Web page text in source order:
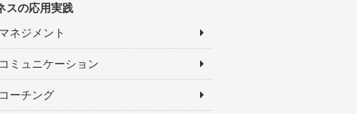
スの応用実践
ネジメント
ミュニケーション
ーチング